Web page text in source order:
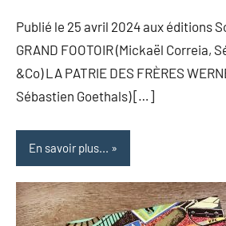
Publié le 25 avril 2024 aux éditions
GRAND FOOTOIR (Mickaël Correia,
&Co) LA PATRIE DES FRÈRES
Sébastien Goethals) […]
En savoir plus...